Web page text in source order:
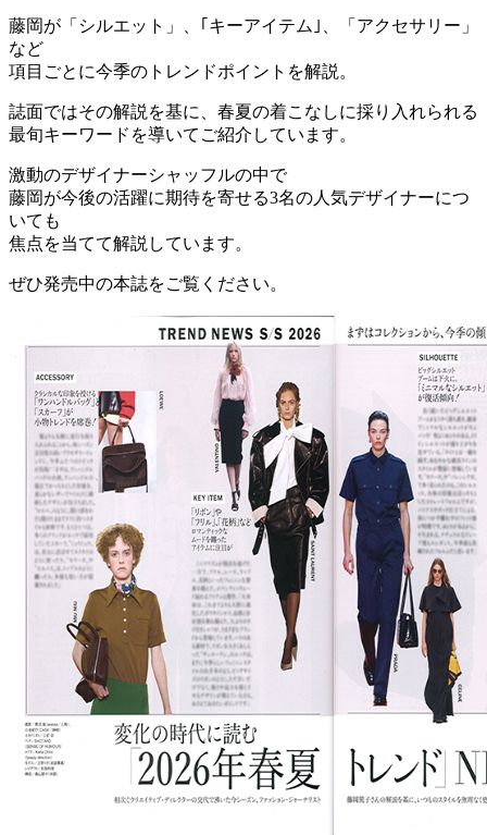
藤岡が「シルエット」、｢キーアイテム｣、「アクセサリー」
など
項目ごとに今季のトレンドポイントを解説。
誌面ではその解説を基に、春夏の着こなしに採り入れられる
最旬キーワードを導いてご紹介しています。
激動のデザイナーシャッフルの中で
藤岡が今後の活躍に期待を寄せる3名の人気デザイナーにつ
いても
焦点を当てて解説しています。
ぜひ発売中の本誌をご覧ください。